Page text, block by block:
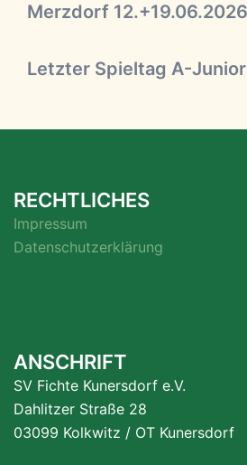
Merzdorf 12.+19.06.2026
Letzter Spieltag A-
RECHTLICHES
Impressum
Datenschutzerklärung
ANSCHRIFT
SV Fichte Kunersdorf e.V.
Dahlitzer Straße 28
03099 Kolkwitz / OT Kunersdorf